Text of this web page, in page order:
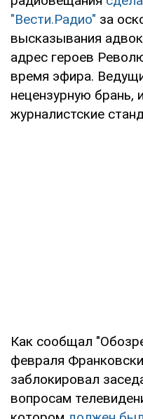
"Вести.Радио" за
высказывания
адрес героев
время эфира.
нецензурную
журналистские
Как сообщал
февраля
заблокировал
вопросам